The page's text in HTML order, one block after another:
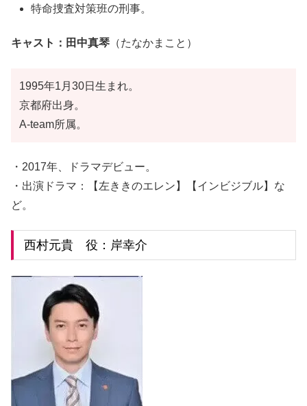
特命捜査対策班の刑事。
キャスト：田中真琴 （たなかまこと）
1995年1月30日生まれ。
京都府出身。
A-team所属。
・2017年、ドラマデビュー。
・出演ドラマ：【左ききのエレン】【インビジブル】な
ど。
西村元貴 役：岸幸介